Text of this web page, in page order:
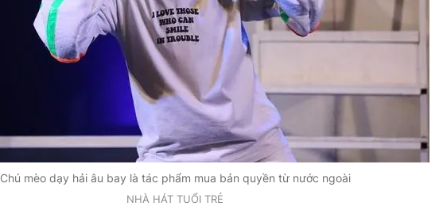
Chú mèo dạy hải âu bay là tác phẩm mua bản quyền từ nước ngoài
NHÀ HÁT TUỔI TRẺ